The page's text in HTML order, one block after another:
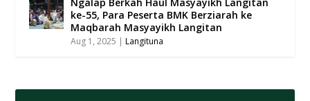
Ngalap Berkah Haul Masyayikh Langitan
ke-55, Para Peserta BMK Berziarah ke
Maqbarah Masyayikh Langitan
Aug 1, 2025 |Langituna